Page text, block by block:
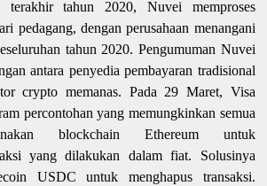
terakhir tahun 2020, Nuvei memproses
pedagang, dengan perusahaan menangani
tahun 2020. Pengumuman Nuvei
antara penyedia pembayaran tradisional
crypto memanas. Pada 29 Maret, Visa
percontohan yang memungkinkan semua
blockchain Ethereum untuk
yang dilakukan dalam fiat. Solusinya
USDC untuk menghapus transaksi.